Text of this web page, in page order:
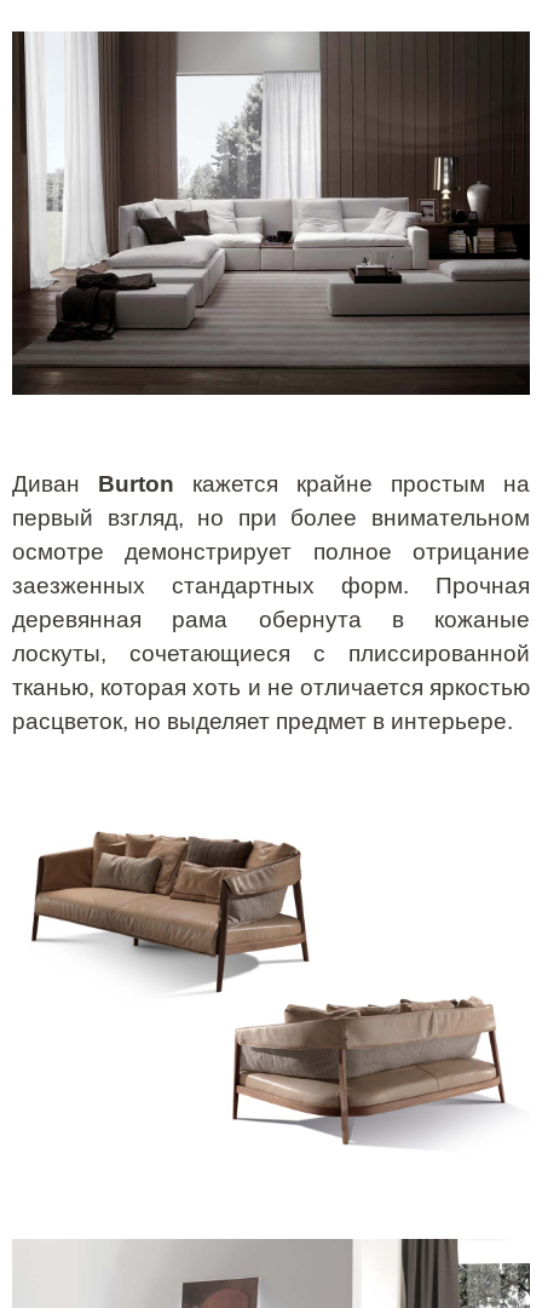
Диван Burton кажется крайне простым на
первый взгляд, но при более внимательном
осмотре демонстрирует полное отрицание
заезженных стандартных форм. Прочная
деревянная рама обернута в кожаные
лоскуты, сочетающиеся с плиссированной
тканью, которая хоть и не отличается яркостью
расцветок, но выделяет предмет в интерьере.